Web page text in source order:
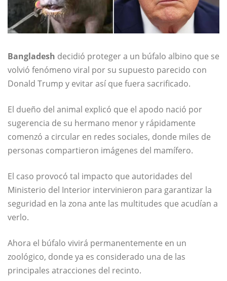
Bangladesh decidió proteger a un búfalo albino que se
volvió fenómeno viral por su supuesto parecido con
Donald Trump y evitar así que fuera sacrificado.
El dueño del animal explicó que el apodo nació por
sugerencia de su hermano menor y rápidamente
comenzó a circular en redes sociales, donde miles de
personas compartieron imágenes del mamífero.
El caso provocó tal impacto que autoridades del
Ministerio del Interior intervinieron para garantizar la
seguridad en la zona ante las multitudes que acudían a
verlo.
Ahora el búfalo vivirá permanentemente en un
zoológico, donde ya es considerado una de las
principales atracciones del recinto.